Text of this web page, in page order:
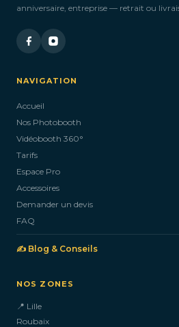
anniversaire, entreprise — retrait ou
NAVIGATION
Accueil
Nos Photobooth
Vidéobooth 360°
Tarifs
Espace Pro
Accessoires
Demander un devis
FAQ
✍️ Blog & Conseils
NOS ZONES
📍 Lille
Roubaix